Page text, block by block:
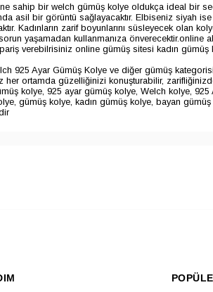
sahip bir welch gümüş kolye oldukça ideal bir
asil bir görüntü sağlayacaktır. Elbiseniz siyah
Kadınların zarif boyunlarını süsleyecek olan
yaşamadan kullanmanıza önverecektir.online
verebilrisiniz online gümüş sitesi kadın
925 Ayar Gümüş Kolye ve diğer gümüş
ortamda güzelliğinizi konuşturabilir,
kolye, 925 ayar gümüş kolye, Welch kolye,
gümüş kolye, kadın gümüş kolye, bayan gümüş